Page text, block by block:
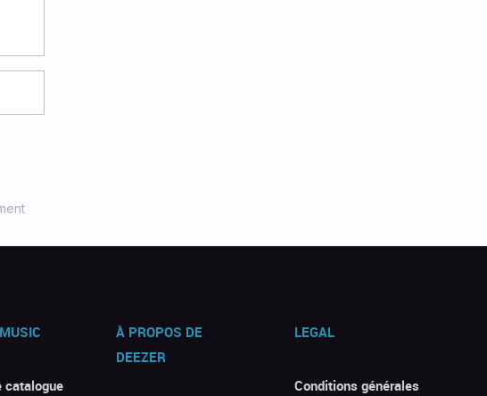
catalogue
À PROPOS DE
DEEZER
LEGAL
Conditions générales